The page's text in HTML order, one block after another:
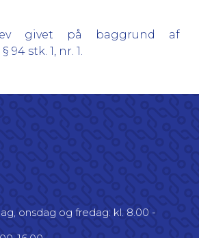
givet på baggrund af
stk. 1, nr. 1.
onsdag og fredag: kl. 8.00 -